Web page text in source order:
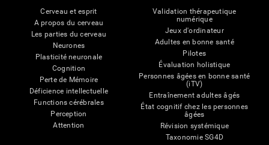
Cerveau et esprit
A propos du cerveau
Les parties du cerveau
Neurones
Plasticité neuronale
Cognition
Perte de Mémoire
Déficience intellectuelle
Functions cérébrales
Perception
Attention
Validation thérapeutique
numérique
Jeux d'ordinateur
Adultes en bonne santé
Pilotes
Évaluation holistique
Personnes âgées en bonne santé
(iTV)
Entraînement adultes âgés
État cognitif chez les personnes
âgées
Révision systémique
Taxonomie SG4D